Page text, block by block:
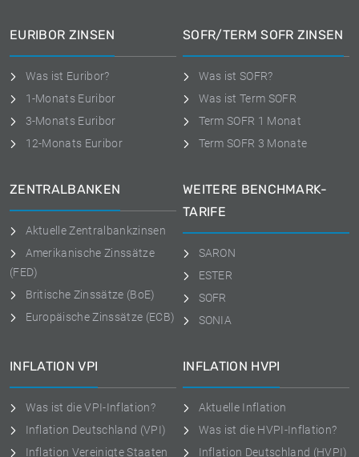
EURIBOR ZINSEN
Was ist Euribor?
1-Monats Euribor
3-Monats Euribor
12-Monats Euribor
SOFR/TERM SOFR ZINSEN
Was ist SOFR?
Was ist Term SOFR
Term SOFR 1 Monat
Term SOFR 3 Monate
ZENTRALBANKEN
Aktuelle Zentralbankzinsen
Amerikanische Zinssätze
(FED)
Britische Zinssätze (BoE)
Europäische Zinssätze (ECB)
WEITERE BENCHMARK-
TARIFE
SARON
ESTER
SOFR
SONIA
INFLATION VPI
Was ist die VPI-Inflation?
Inflation Deutschland (VPI)
Inflation Vereinigte Staaten
INFLATION HVPI
Aktuelle Inflation
Was ist die HVPI-Inflation?
Inflation Deutschland (HVPI)